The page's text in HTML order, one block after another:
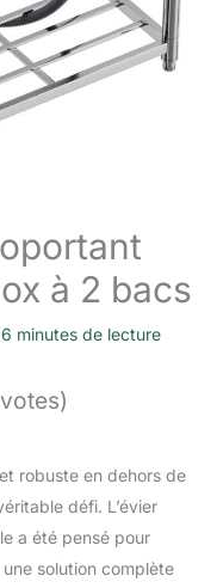
à 2 bacs
6 minutes de lecture
robuste en dehors de
défi. L’évier
a été pensé pour
solution complète